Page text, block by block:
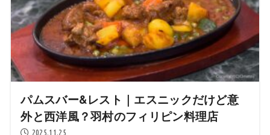
パムスバー&レスト｜エスニックだけど意
外と西洋風？羽村のフィリピン料理店
2025.11.25